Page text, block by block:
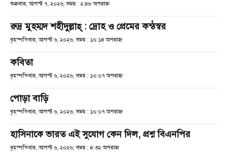
শুক্রবার, আগস্ট ৭, ২০২৬; সময় : ২:৪৮ অপরাহ্ণ
রুদ্র মুহম্মদ শহীদুল্লাহ্ : দ্রোহ ও প্রেমের কন্ঠস্বর
বৃহস্পতিবার, আগস্ট ৬, ২০২৬; সময় : ১০:১৪ অপরাহ্ণ
কবিতা
বৃহস্পতিবার, আগস্ট ৬, ২০২৬; সময় : ১০:০৭ অপরাহ্ণ
পোড়া বাড়ি
বৃহস্পতিবার, আগস্ট ৬, ২০২৬; সময় : ১০:০৭ অপরাহ্ণ
হাসিনাকে ভারত এই সুযোগ কেন দিল, প্রশ্ন বিএনপির
বৃহস্পতিবার, আগস্ট ৬, ২০২৬; সময় : ৪:৩২ অপরাহ্ণ